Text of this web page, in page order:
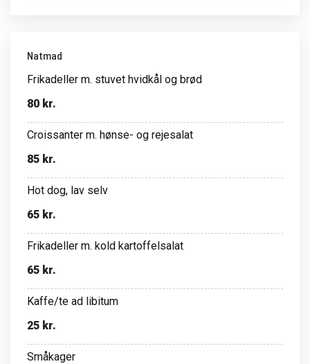
Natmad
Frikadeller m. stuvet hvidkål og brød
80 kr.
Croissanter m. hønse- og rejesalat
85 kr.
Hot dog, lav selv
65 kr.
Frikadeller m. kold kartoffelsalat
65 kr.
Kaffe/te ad libitum
25 kr.
Småkager